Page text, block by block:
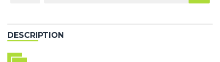
DESCRIPTION